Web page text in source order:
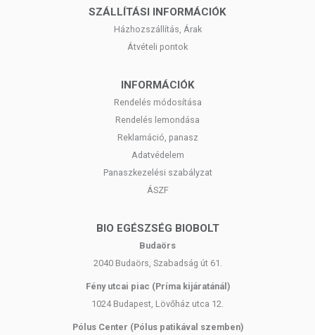
SZÁLLÍTÁSI INFORMÁCIÓK
Házhozszállítás, Árak
Átvételi pontok
INFORMÁCIÓK
Rendelés módosítása
Rendelés lemondása
Reklamáció, panasz
Adatvédelem
Panaszkezelési szabályzat
ÁSZF
BIO EGÉSZSÉG BIOBOLT
Budaörs
2040 Budaörs, Szabadság út 61.
Fény utcai piac (Príma kijáratánál)
1024 Budapest, Lövőház utca 12.
Pólus Center (Pólus patikával szemben)